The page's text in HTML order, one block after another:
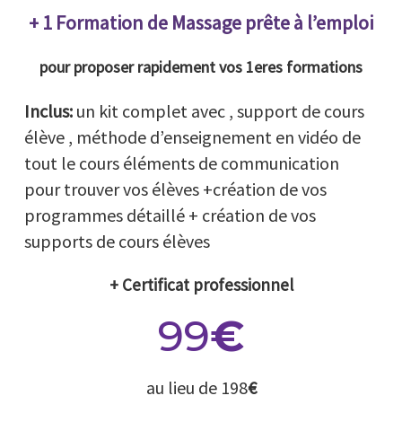
+ 1 Formation de Massage prête à l’emploi
pour proposer rapidement vos 1eres formations
Inclus: un kit complet avec , support de cours
élève , méthode d’enseignement en vidéo de
tout le cours éléments de communication
pour trouver vos élèves +création de vos
programmes détaillé + création de vos
supports de cours élèves
+ Certificat professionnel
99€
au lieu de 198€